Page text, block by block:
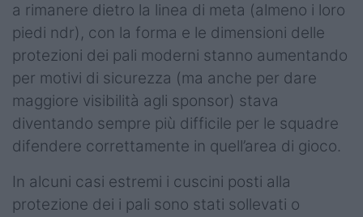
a rimanere dietro la linea di meta (almeno i loro
piedi ndr), con la forma e le dimensioni delle
protezioni dei pali moderni stanno aumentando
per motivi di sicurezza (ma anche per dare
maggiore visibilità agli sponsor) stava
diventando sempre più difficile per le squadre
difendere correttamente in quell’area di gioco.
In alcuni casi estremi i cuscini posti alla
protezione dei i pali sono stati sollevati o